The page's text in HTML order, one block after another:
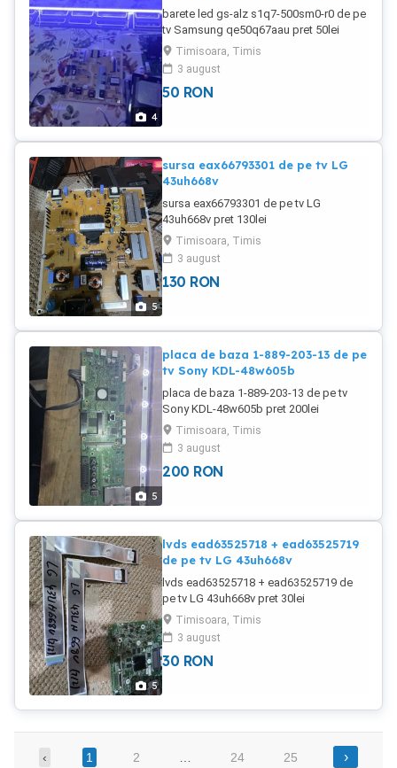
4
barete led gs-alz s1q7-500sm0-r0 de pe
tv Samsung qe50q67aau pret 50lei
Timisoara, Timis
3 august
50 RON
5
sursa eax66793301 de pe tv LG
43uh668v
sursa eax66793301 de pe tv LG
43uh668v pret 130lei
Timisoara, Timis
3 august
130 RON
5
placa de baza 1-889-203-13 de pe
tv Sony KDL-48w605b
placa de baza 1-889-203-13 de pe tv
Sony KDL-48w605b pret 200lei
Timisoara, Timis
3 august
200 RON
5
lvds ead63525718 + ead63525719
de pe tv LG 43uh668v
lvds ead63525718 + ead63525719 de
pe tv LG 43uh668v pret 30lei
Timisoara, Timis
3 august
30 RON
‹ 1 2 24 25 ›